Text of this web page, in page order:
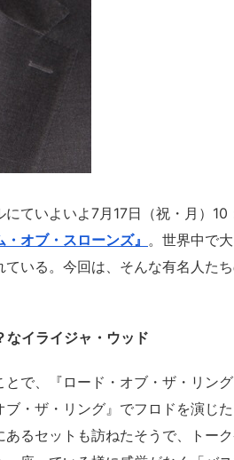
ていよいよ7月17日（祝・月）
・オブ・スローンズ』 。世界中で
いる。今回は、そんな有名人た
イライジャ・ウッド
で、『ロード・オブ・ザ・リン
・ザ・リング』でフロドを演じ
るセットも訪ねたそうで、トー